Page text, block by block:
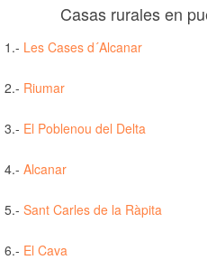
Casas rurales en
1.- Les Cases d´Alcanar
2.- Riumar
3.- El Poblenou del Delta
4.- Alcanar
5.- Sant Carles de la Ràpita
6.- El Cava